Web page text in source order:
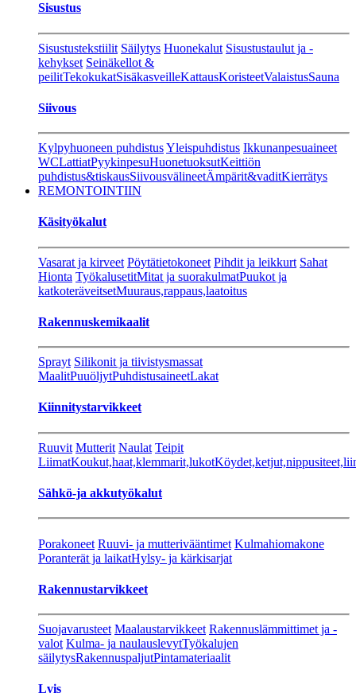
Sisustus
Sisustustekstiilit Säilytys Huonekalut Sisustustaulut ja -
kehykset Seinäkellot &
peilitTekokukatSisäkasveilleKattausKoristeetValaistusSauna
Siivous
Kylpyhuoneen puhdistusYleispuhdistus Ikkunanpesuaineet
WCLattiatPyykinpesuHuonetuoksutKeittiön
puhdistus&tiskausSiivousvälineetÄmpärit&vaditKierrätys
REMONTOINTIIN
Käsityökalut
Vasarat ja kirveet Pöytätietokoneet Pihdit ja leikkurt Sahat
Hionta TyökalusetitMitat ja suorakulmatPuukot ja
katkoteräveitsetMuuraus,rappaus,laatoitus
Rakennuskemikaalit
Sprayt Silikonit ja tiivistysmassat
MaalitPuuöljytPuhdistusaineetLakat
Kiinnitystarvikkeet
Ruuvit Mutterit Naulat Teipit
LiimatKoukut,haat,klemmarit,lukot
Sähkö-ja akkutyökalut
Porakoneet Ruuvi- ja mutterivääntimet Kulmahiomakone
Poranterät ja laikatHylsy- ja kärkisarjat
Rakennustarvikkeet
Suojavarusteet Maalaustarvikkeet Rakennuslämmittimet ja -
valot Kulma- ja naulauslevytTyökalujen
säilytysRakennuspaljutPintamateriaalit
Lvis